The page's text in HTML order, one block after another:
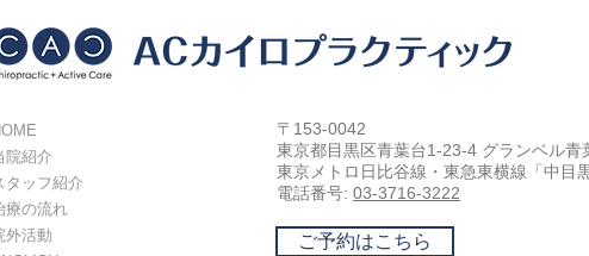
院紹介
タッフ紹介
療の流れ
外活動
〒153-0042
東京都目黒区青葉台1-23-4 グランベル青
東京メトロ日比谷線・東急東横線 「中目
電話番号: 03-3716-3222
ご予約はこちら